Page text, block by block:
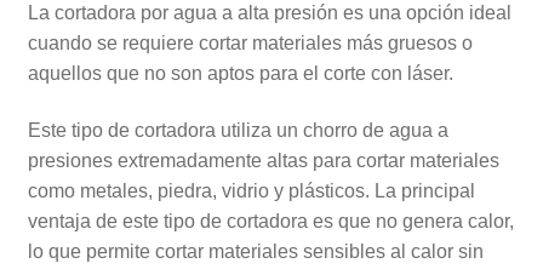
La cortadora por agua a alta presión es una opción ideal
cuando se requiere cortar materiales más gruesos o
aquellos que no son aptos para el corte con láser.
Este tipo de cortadora utiliza un chorro de agua a
presiones extremadamente altas para cortar materiales
como metales, piedra, vidrio y plásticos. La principal
ventaja de este tipo de cortadora es que no genera calor,
lo que permite cortar materiales sensibles al calor sin